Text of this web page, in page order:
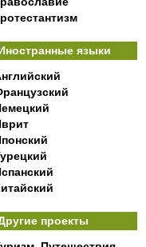
языки
проекты